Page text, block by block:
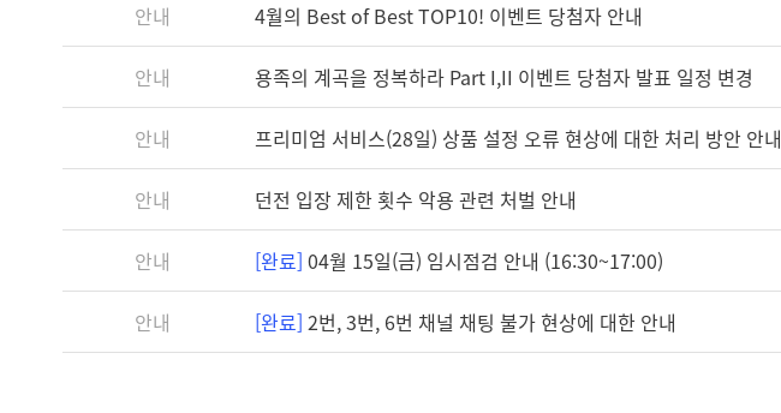
안내 4월의 Best of Best TOP10! 이벤트 당첨자 안내
안내 용족의 계곡을 정복하라 Part I,II 이벤트 당첨자 발표 일정 변경
안내 프리미엄 서비스(28일) 상품 설정 오류 현상에 대한 처리 방안 안내
안내 던전 입장 제한 횟수 악용 관련 처벌 안내
안내 [완료] 04월 15일(금) 임시점검 안내 (16:30~17:00)
안내 [완료] 2번, 3번, 6번 채널 채팅 불가 현상에 대한 안내